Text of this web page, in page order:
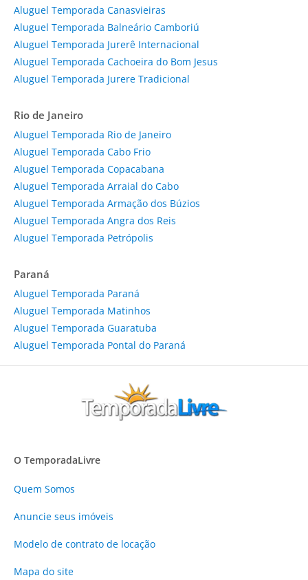
Aluguel Temporada Canasvieiras
Aluguel Temporada Balneário Camboriú
Aluguel Temporada Jurerê Internacional
Aluguel Temporada Cachoeira do Bom Jesus
Aluguel Temporada Jurere Tradicional
Rio de Janeiro
Aluguel Temporada Rio de Janeiro
Aluguel Temporada Cabo Frio
Aluguel Temporada Copacabana
Aluguel Temporada Arraial do Cabo
Aluguel Temporada Armação dos Búzios
Aluguel Temporada Angra dos Reis
Aluguel Temporada Petrópolis
Paraná
Aluguel Temporada Paraná
Aluguel Temporada Matinhos
Aluguel Temporada Guaratuba
Aluguel Temporada Pontal do Paraná
O TemporadaLivre
Quem Somos
Anuncie seus imóveis
Modelo de contrato de locação
Mapa do site